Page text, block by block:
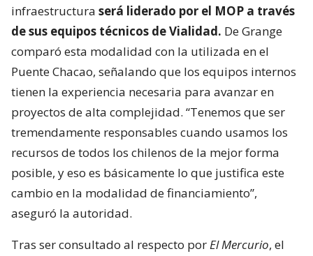
infraestructura será liderado por el MOP a través
de sus equipos técnicos de Vialidad. De Grange
comparó esta modalidad con la utilizada en el
Puente Chacao, señalando que los equipos internos
tienen la experiencia necesaria para avanzar en
proyectos de alta complejidad. “Tenemos que ser
tremendamente responsables cuando usamos los
recursos de todos los chilenos de la mejor forma
posible, y eso es básicamente lo que justifica este
cambio en la modalidad de financiamiento”,
aseguró la autoridad.
Tras ser consultado al respecto porEl Mercurio, el